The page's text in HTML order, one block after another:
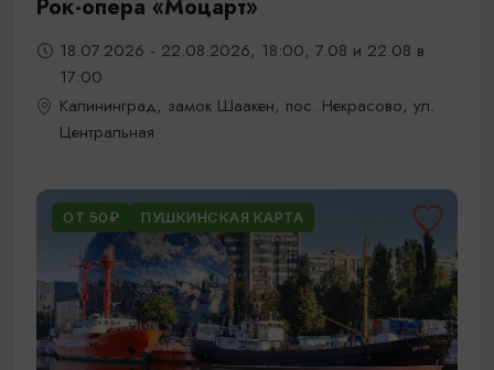
Рок-опера «Моцарт»
18.07.2026 - 22.08.2026, 18:00, 7.08 и 22.08 в
17:00
Калининград, замок Шаакен, пос. Некрасово, ул.
Центральная
ОТ 50₽ ПУШКИНСКАЯ КАРТА